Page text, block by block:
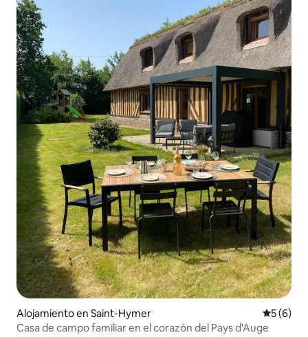
Alojamiento en Saint-Hymer
5 (6)
Casa de campo familiar en el corazón del Pays d'Auge